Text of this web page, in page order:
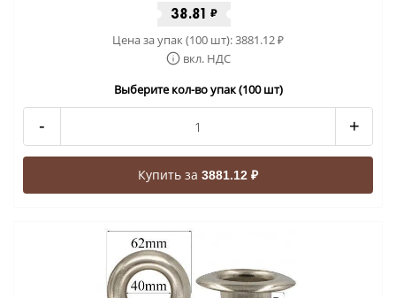
38.81 ₽
Цена за упак (100 шт):3881.12₽
вкл. НДС
Выберите кол-во упак (100 шт)
- +
Купить за 3881.12 ₽